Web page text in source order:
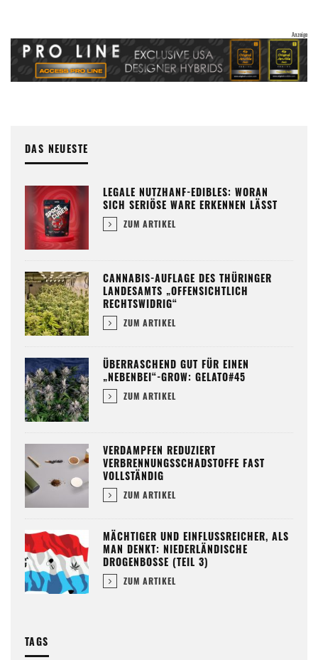
DAS NEUESTE
LEGALE NUTZHANF-EDIBLES: WORAN
SICH SERIÖSE WARE ERKENNEN LÄSST
ZUM ARTIKEL
CANNABIS-AUFLAGE DES THÜRINGER
LANDESAMTS „OFFENSICHTLICH
RECHTSWIDRIG“
ZUM ARTIKEL
ÜBERRASCHEND GUT FÜR EINEN
„NEBENBEI“-GROW: GELATO#45
ZUM ARTIKEL
VERDAMPFEN REDUZIERT
VERBRENNUNGSSCHADSTOFFE FAST
VOLLSTÄNDIG
ZUM ARTIKEL
MÄCHTIGER UND EINFLUSSREICHER, ALS
MAN DENKT: NIEDERLÄNDISCHE
DROGENBOSSE (TEIL 3)
ZUM ARTIKEL
TAGS